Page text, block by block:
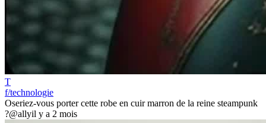
T
f/technologie
Oseriez-vous porter cette robe en cuir marron de la reine steampunk
?@allyil y a 2 mois